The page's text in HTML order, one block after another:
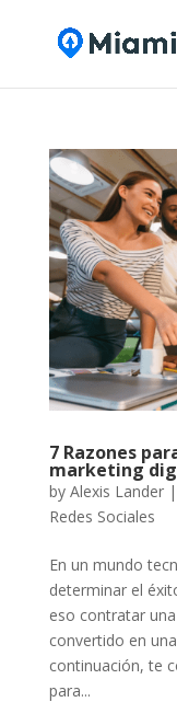
7 Razones
marketing
by Alexis Lander|
Redes Sociales
En un mundo
determinar el
eso contratar
convertido en
continuación, te
para...